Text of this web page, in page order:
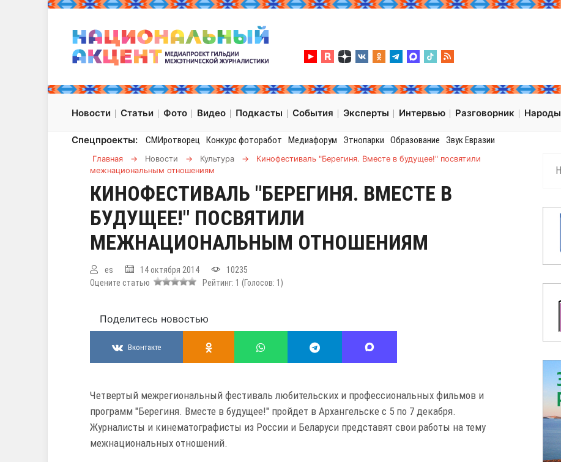
Новости Статьи Фото Видео Подкасты События Эксперты Интервью Разговорник Народы
Спецпроекты: СМИротворец Конкурс фоторабот Медиафорум Этнопарки Образование Звук Евразии
Главная → Новости → Культура →
Кинофестиваль "Берегиня. Вместе в будущее!" посвятили
межнациональным отношениям
КИНОФЕСТИВАЛЬ "БЕРЕГИНЯ. ВМЕСТЕ В
БУДУЩЕЕ!" ПОСВЯТИЛИ
МЕЖНАЦИОНАЛЬНЫМ ОТНОШЕНИЯМ
es 14 октября 2014
10235
Оцените статью
Рейтинг: 1 (Голосов: 1 )
Поделитесь новостью
Вконтакте
Четвертый межрегиональный фестиваль любительских и профессиональных фильмов и
программ "Берегиня. Вместе в будущее!" пройдет в Архангельске с 5 по 7 декабря.
Журналисты и кинематографисты из России и Беларуси представят свои работы на тему
межнациональных отношений.